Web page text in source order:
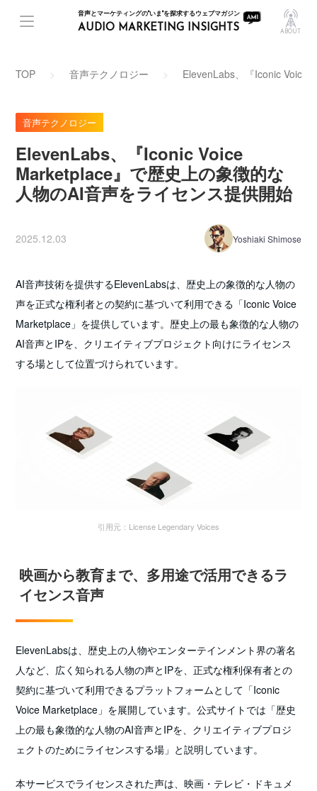
音声とマーケティングの"いま"を探求するウェブマガジン
AUDIO MARKETING INSIGHTS ABOUT
TOP 音声テクノロジー ElevenLabs、『Iconic Voice
音声テクノロジー
ElevenLabs、『Iconic Voice
Marketplace』で歴史上の象徴的な
人物のAI音声をライセンス提供開始
2025.12.03 Yoshiaki Shimose
AI音声技術を提供するElevenLabsは、歴史上の象徴的な人物の
声を正式な権利者との契約に基づいて利用できる「Iconic Voice
Marketplace」を提供しています。歴史上の最も象徴的な人物の
AI音声とIPを、クリエイティブプロジェクト向けにライセンス
する場として位置づけられています。
引用元：License Legendary Voices
映画から教育まで、多用途で活用できるラ
イセンス音声
ElevenLabsは、歴史上の人物やエンターテインメント界の著名
人など、広く知られる人物の声とIPを、正式な権利保有者との
契約に基づいて利用できるプラットフォームとして「Iconic
Voice Marketplace」を展開しています。公式サイトでは「歴史
上の最も象徴的な人物のAI音声とIPを、クリエイティブプロジ
ェクトのためにライセンスする場」と説明しています。
本サービスでライセンスされた声は、映画・テレビ・ドキュメ